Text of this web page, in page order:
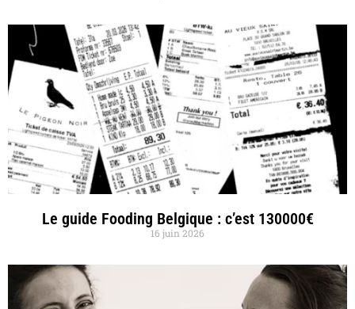
Le guide Fooding Belgique : c’est 130000€
16 juin 2026